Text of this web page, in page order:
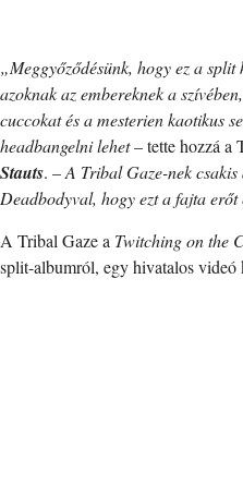
„Meggyőződésünk, hogy ez a
azoknak az embereknek a
cuccokat és a mesterien kaotikus
headbangelni lehet– tette hozzá a
Stauts. –A Tribal Gaze-nek
Deadbodyval, hogy ezt a fajta erőt
A Tribal Gaze a Twitching on the
split-albumról, egy hivatalos videó